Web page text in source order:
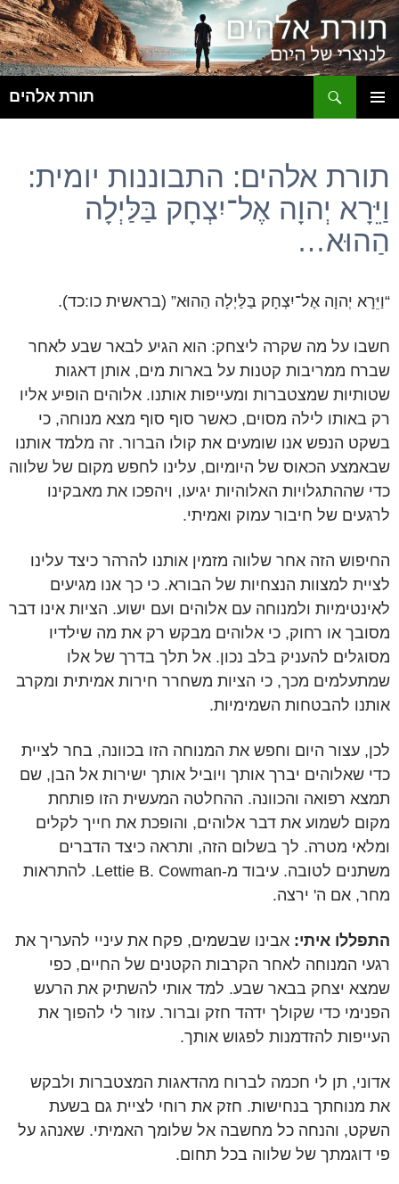
תורת אלהים
תורת אלהים: התבוננות יומית:
וַיֵּרָא יְהוָה אֶל־יִצְחָק בַּלַּיְלָה
הַהוּא…
“וַיֵּרָא יְהוָה אֶל־יִצְחָק בַּלַּיְלָה הַהוּא” (בראשית כו:כד).
חשבו על מה שקרה ליצחק: הוא הגיע לבאר שבע לאחר
שברח ממריבות קטנות על בארות מים, אותן דאגות
שטותיות שמצטברות ומעייפות אותנו. אלוהים הופיע אליו
רק באותו לילה מסוים, כאשר סוף סוף מצא מנוחה, כי
בשקט הנפש אנו שומעים את קולו הברור. זה מלמד אותנו
שבאמצע הכאוס של היומיום, עלינו לחפש מקום של שלווה
כדי שההתגלויות האלוהיות יגיעו, ויהפכו את מאבקינו
לרגעים של חיבור עמוק ואמיתי.
החיפוש הזה אחר שלווה מזמין אותנו להרהר כיצד עלינו
לציית למצוות הנצחיות של הבורא. כי כך אנו מגיעים
לאינטימיות ולמנוחה עם אלוהים ועם ישוע. הציות אינו דבר
מסובך או רחוק, כי אלוהים מבקש רק את מה שילדיו
מסוגלים להעניק בלב נכון. אל תלך בדרך של אלו
שמתעלמים מכך, כי הציות משחרר חירות אמיתית ומקרב
אותנו להבטחות השמימיות.
לכן, עצור היום וחפש את המנוחה הזו בכוונה, בחר לציית
כדי שאלוהים יברך אותך ויוביל אותך ישירות אל הבן, שם
תמצא רפואה והכוונה. ההחלטה המעשית הזו פותחת
מקום לשמוע את דבר אלוהים, והופכת את חייך לקלים
ומלאי מטרה. לך בשלום הזה, ותראה כיצד הדברים
משתנים לטובה. עיבוד מ-Lettie B. Cowman. להתראות
מחר, אם ה' ירצה.
התפללו איתי: אבינו שבשמים, פקח את עיניי להעריך את
רגעי המנוחה לאחר הקרבות הקטנים של החיים, כפי
שמצא יצחק בבאר שבע. למד אותי להשתיק את הרעש
הפנימי כדי שקולך ידהד חזק וברור. עזור לי להפוך את
העייפות להזדמנות לפגוש אותך.
אדוני, תן לי חכמה לברוח מהדאגות המצטברות ולבקש
את מנוחתך בנחישות. חזק את רוחי לציית גם בשעת
השקט, והנחה כל מחשבה אל שלומך האמיתי. שאנהג על
פי דוגמתך של שלווה בכל תחום.